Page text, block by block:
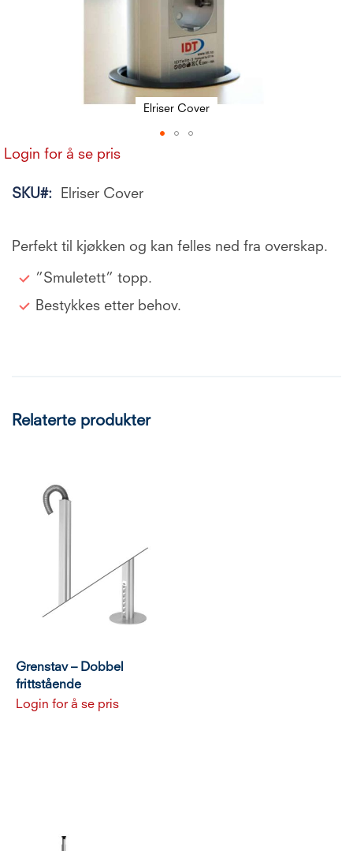
Elriser Cover
Gå
begynnelsen
Login for å se pris
SKU Elriser Cover
Perfekt til kjøkken og kan felles ned fra overskap.
”Smuletett” topp.
Bestykkes etter behov.
Relaterte produkter
Grenstav – Dobbel
frittstående
Login for å se pris